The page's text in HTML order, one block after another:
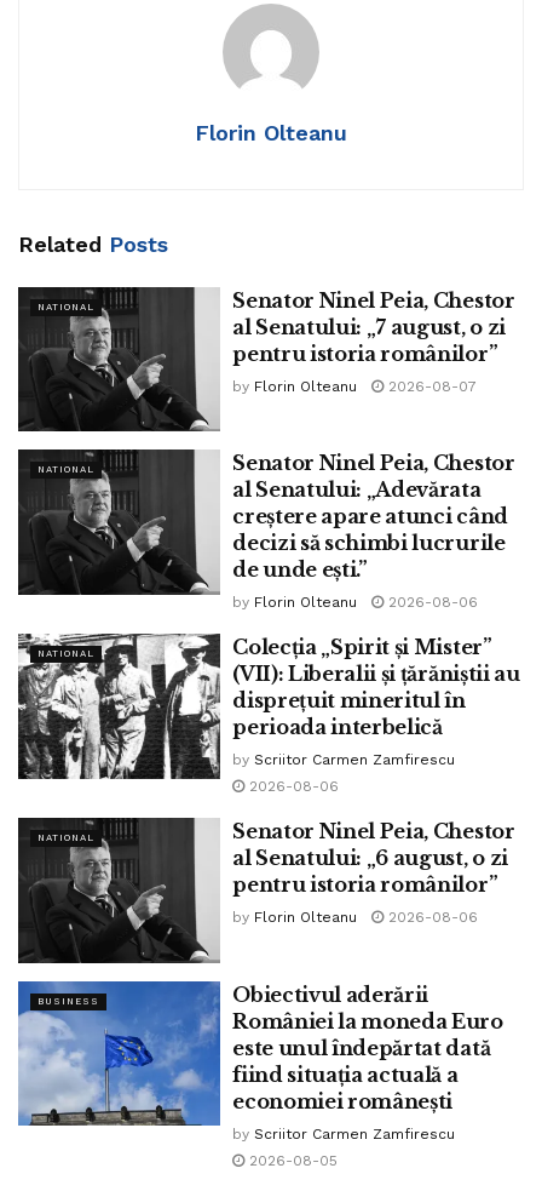
1777 și a fost unul din primii poeți ai Moldovei.
În 1872, s-a născut pictorul Octav Băncilă. A decedat în
În 1884, a decedat Christian Tell, general, mason,
revoluționar pașoptist, ministru. Se născuse în anul 1808,
având origini gorjene.
La 4 februarie 1909, a avut loc premiera piesei „Apus de
soare” scrisă de dramaturgul Barbu Ștefănescu
Delavrancea.
În 1941, s-a născut actorul român Șerban Cantacuzino. A
decedat în anul 2011.”
Tags: ninel peia
Florin Olteanu
Related Posts
NATIONAL
Senator Ninel Peia, Chestor
al Senatului: „7 august, o zi
pentru istoria românilor”
by Florin Olteanu 2026-08-07
NATIONAL
Senator Ninel Peia, Chestor
al Senatului: „Adevărata
creștere apare atunci când
decizi să schimbi lucrurile
de unde ești.”
by Florin Olteanu 2026-08-06
NATIONAL
Colecția „Spirit și Mister”
(VII): Liberalii și țărăniștii au
disprețuit mineritul în
perioada interbelică
by Scriitor Carmen Zamfirescu
2026-08-06
NATIONAL
Senator Ninel Peia, Chestor
al Senatului: „6 august, o zi
pentru istoria românilor”
by Florin Olteanu 2026-08-06
BUSINESS
Obiectivul aderării
României la moneda Euro
este unul îndepărtat dată
fiind situația actuală a
economiei românești
by Scriitor Carmen Zamfirescu
2026-08-05